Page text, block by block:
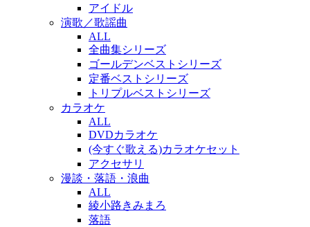
アイドル
演歌／歌謡曲
ALL
全曲集シリーズ
ゴールデンベストシリーズ
定番ベストシリーズ
トリプルベストシリーズ
カラオケ
ALL
DVDカラオケ
(今すぐ歌える)カラオケセット
アクセサリ
漫談・落語・浪曲
ALL
綾小路きみまろ
落語